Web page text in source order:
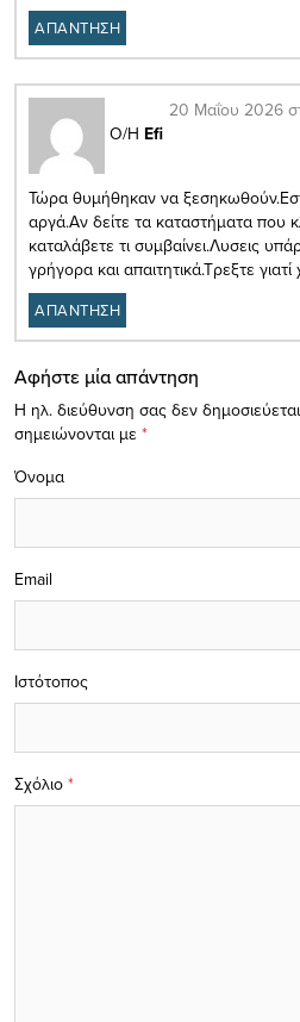
ΑΠΑΝΤΗΣΗ
Ο/Η Efi
20 Μαΐου 2026
Τώρα θυμήθηκαν να
αργά.Αν δείτε τα καταστήματα που
καταλάβετε τι συμβαίνει.Λυσεις
γρήγορα και απαιτητικά.Τρεξτε
ΑΠΑΝΤΗΣΗ
Αφήστε μία απάντηση
Η ηλ. διεύθυνση σας δεν
σημειώνονται με *
Σχόλιο *
Όνομα
Email
Ιστότοπος